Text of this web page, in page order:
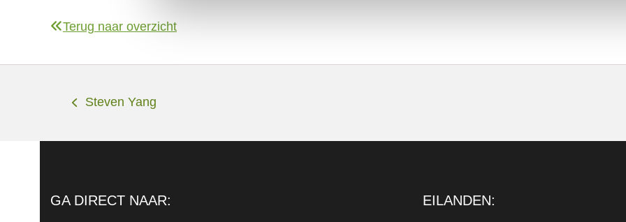
Terug naar overzicht
previous
Steven Yang
GA DIRECT NAAR: EILANDEN: